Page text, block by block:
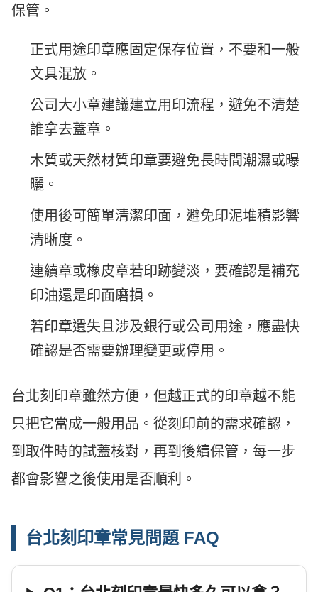
保管。
正式用途印章應固定保存位置，不要和一般
文具混放。
公司大小章建議建立用印流程，避免不清楚
誰拿去蓋章。
木質或天然材質印章要避免長時間潮濕或曝
曬。
使用後可簡單清潔印面，避免印泥堆積影響
清晰度。
連續章或橡皮章若印跡變淡，要確認是補充
印油還是印面磨損。
若印章遺失且涉及銀行或公司用途，應盡快
確認是否需要辦理變更或停用。
台北刻印章雖然方便，但越正式的印章越不能
只把它當成一般用品。從刻印前的需求確認，
到取件時的試蓋核對，再到後續保管，每一步
都會影響之後使用是否順利。
台北刻印章常見問題 FAQ